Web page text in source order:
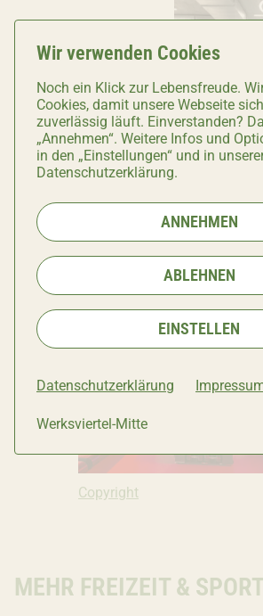
Copyright: Ivana Bilz, 2019
Copyright
MEHR FREIZEIT & SPORT
Wir verwenden Cookies
Noch ein Klick zur Lebensfreude.
Cookies, damit unsere Webseite
zuverlässig läuft. Einverstanden?
„Annehmen“. Weitere Infos und
in den „Einstellungen“ und in
Datenschutzerklärung.
ANNEHMEN
ABLEHNEN
EINSTELLEN
Datenschutzerklärung
Werksviertel-Mitte